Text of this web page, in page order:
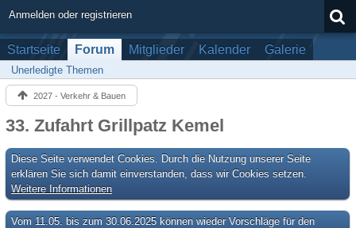
Anmelden oder registrieren
Startseite Forum Mitglieder Kalender Galerie
Unerledigte Themen
2027 - Verkehr & Bauen
33. Zufahrt Grillpatz Kemel
Diese Seite verwendet Cookies. Durch die Nutzung unserer Seite
erklären Sie sich damit einverstanden, dass wir Cookies setzen.
Weitere Informationen
Vom 11.05. bis zum 30.06.2025 können wieder Vorschläge für den